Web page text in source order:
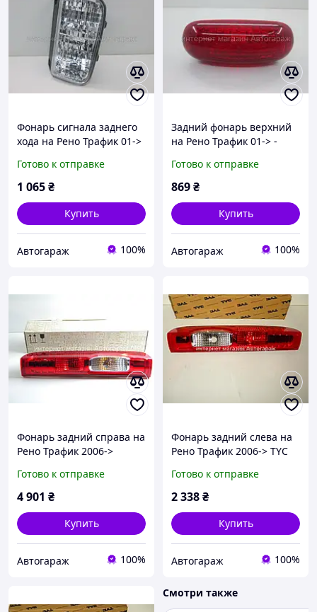
Фонарь сигнала заднего
хода на Рено Трафик 01->
190661012
Готово к отправке
1 065₴
Купить
Автогараж 100%
Задний фонарь верхний
на Рено Трафик 01-> -
8200209522
Готово к отправке
869₴
Купить
Автогараж 100%
Фонарь задний справа на
Рено Трафик 2006->
8200415251
Готово к отправке
4 901 ₴
Купить
Автогараж 100%
Фонарь задний слева на
Рено Трафик 2006-> TYC
Готово к отправке
2 338₴
Купить
Автогараж 100%
Смотри также